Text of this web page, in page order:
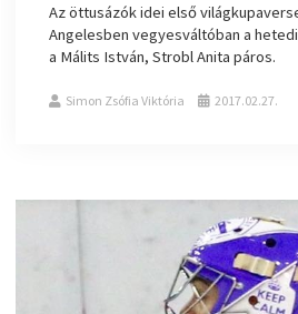
Az öttusázók idei első
Angelesben vegyesváltóban a
a Málits István, Strobl Anita páros.
Simon Zsófia Viktória 2017.02.27.